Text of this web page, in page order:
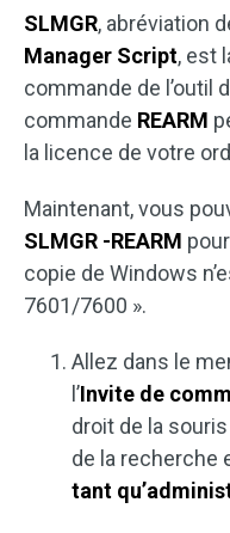
SLMGR, abréviation
Manager Script, est
commande de l’outil
commande REARM
la licence de votre
Maintenant, vous
SLMGR -REARM
copie de Windows
7601/7600 ».
Allez dans le
l’Invite de
droit de la
de la recherche
tant